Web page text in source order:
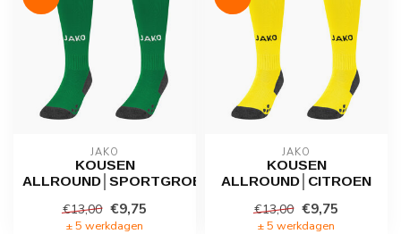
JAKO
KOUSEN
ALLROUND│SPORTGROEN
€13,00 €9,75
± 5 werkdagen
JAKO
KOUSEN
ALLROUND│CITROEN
€13,00 €9,75
± 5 werkdagen